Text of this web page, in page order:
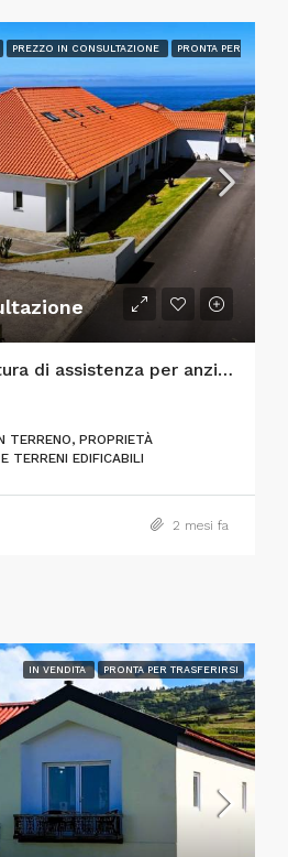
PREZZO IN CONSULTAZIONE PRONTA PER
Eccezionale struttura di assistenza per anziani “chiavi in mano” e immobile di pregio per investimenti
TERRENO, PROPRIETÀ
TERRENI EDIFICABILI
2 mesi fa
IN VENDITA PRONTA PER TRASFERIRSI